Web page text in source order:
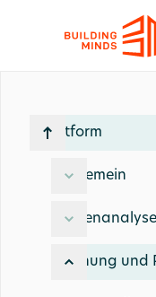
Plattform
Allgemein
Planung und